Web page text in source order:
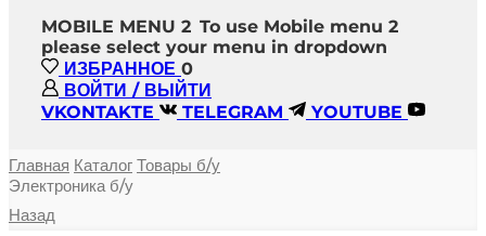
MOBILE MENU 2 To use Mobile menu 2
please select your menu in dropdown
ИЗБРАННОЕ 0
ВОЙТИ / ВЫЙТИ
VKONTAKTE
TELEGRAM YOUTUBE
Главная Каталог Товары б/у
Электроника б/у
Назад